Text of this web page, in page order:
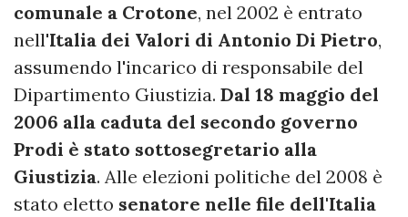
comunale a Crotone, nel 2002 è entrato
nell'Italia dei Valori di Antonio Di Pietro,
assumendo l'incarico di responsabile del
Dipartimento Giustizia. Dal 18 maggio del
2006 alla caduta del secondo governo
Prodi è stato sottosegretario alla
Giustizia. Alle elezioni politiche del 2008 è
stato eletto senatore nelle file dell'Italia